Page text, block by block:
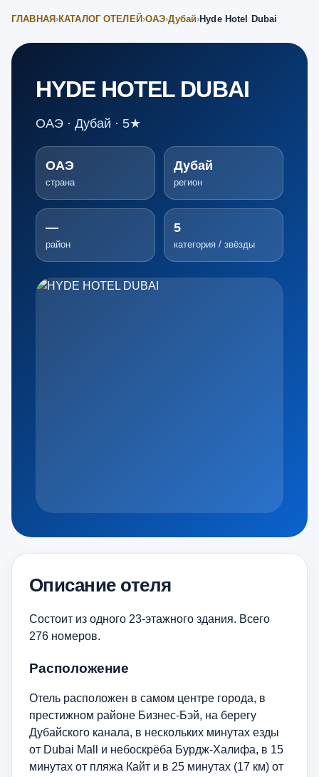
ГЛАВНАЯ ›КАТАЛОГ ОТЕЛЕЙ ›ОАЭ›Дубай›Hyde Hotel Dubai
HYDE HOTEL DUBAI
ОАЭ · Дубай · 5★
ОАЭ
страна
Дубай
регион
—
район
5
категория / звёзды
Описание отеля
Состоит из одного 23-этажного здания. Всего
276 номеров.
Расположение
Отель расположен в самом центре города, в
престижном районе Бизнес-Бэй, на берегу
Дубайского канала, в нескольких минутах езды
от Dubai Mall и небоскрёба Бурдж-Халифа, в 15
минутах от пляжа Кайт и в 25 минутах (17 км) от